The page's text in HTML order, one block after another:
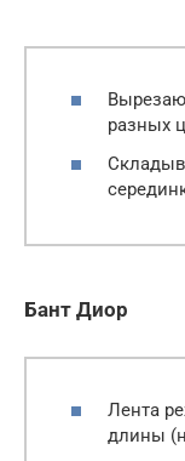
разных
Бант Диор
Лента
длины